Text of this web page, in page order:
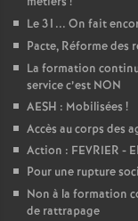
Le 31... On fait
Pacte, Réforme des
La formation
service c’est NON
AESH : Mobilisées !
Accès au corps des
Action : FEVRIER -
Pour une rupture
Non à la formation
de rattrapage